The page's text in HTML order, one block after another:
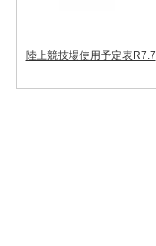
陸上競技場使用予定表R7.7